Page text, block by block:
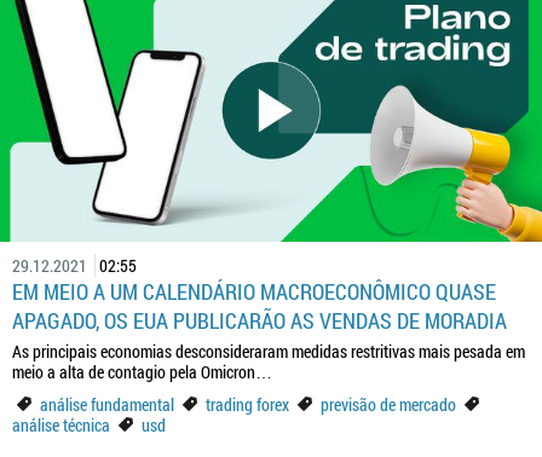
29.12.2021 02:55
EM MEIO A UM CALENDÁRIO MACROECONÔMICO QUASE
APAGADO, OS EUA PUBLICARÃO AS VENDAS DE MORADIA
As principais economias desconsideraram medidas restritivas mais pesada em
meio a alta de contagio pela Omicron…
análise fundamental
trading forex
previsão de mercado
análise técnica
usd